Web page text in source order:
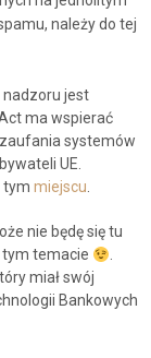
należy do tej
nadzoru jest
ma wspierać
systemów
UE.
tym miejscu.
nie będę się tu
tym temacie
.
miał swój
Bankowych